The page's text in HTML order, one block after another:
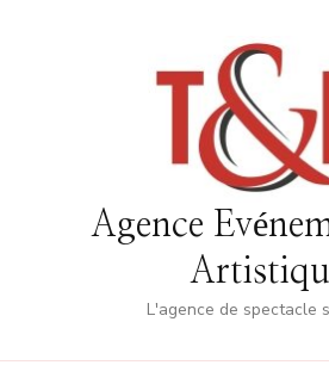
Agence
L'agence de spectacle